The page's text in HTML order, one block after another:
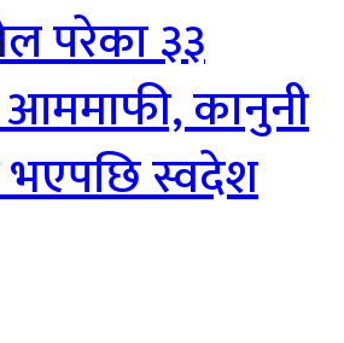
परेका ३३
कानुनी
भएपछि स्वदेश